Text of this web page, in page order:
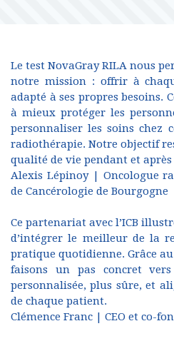
Le test NovaGray RILA nous
notre mission : offrir à
adapté à ses propres besoins.
à mieux protéger les
personnaliser les soins chez
radiothérapie. Notre objectif
qualité de vie pendant et
Alexis Lépinoy | Oncologue
de Cancérologie de Bourgogne
Ce partenariat avec l’ICB
d’intégrer le meilleur de la
pratique quotidienne. Grâce
faisons un pas concret
personnalisée, plus sûre, et
de chaque patient.
Clémence Franc | CEO et co-